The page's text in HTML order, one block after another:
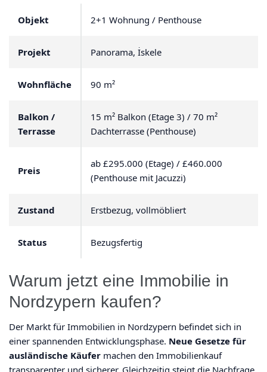
Objekt 2+1 Wohnung / Penthouse
Projekt Panorama, İskele
Wohnfläche 90 m²
Balkon /
Terrasse
15 m² Balkon (Etage 3) / 70 m²
Dachterrasse (Penthouse)
Preis
ab £295.000 (Etage) / £460.000
(Penthouse mit Jacuzzi)
Zustand Erstbezug, vollmöbliert
Status Bezugsfertig
Warum jetzt eine Immobilie in
Nordzypern kaufen?
Der Markt für Immobilien in Nordzypern befindet sich in
einer spannenden Entwicklungsphase. Neue Gesetze für
ausländische Käufer machen den Immobilienkauf